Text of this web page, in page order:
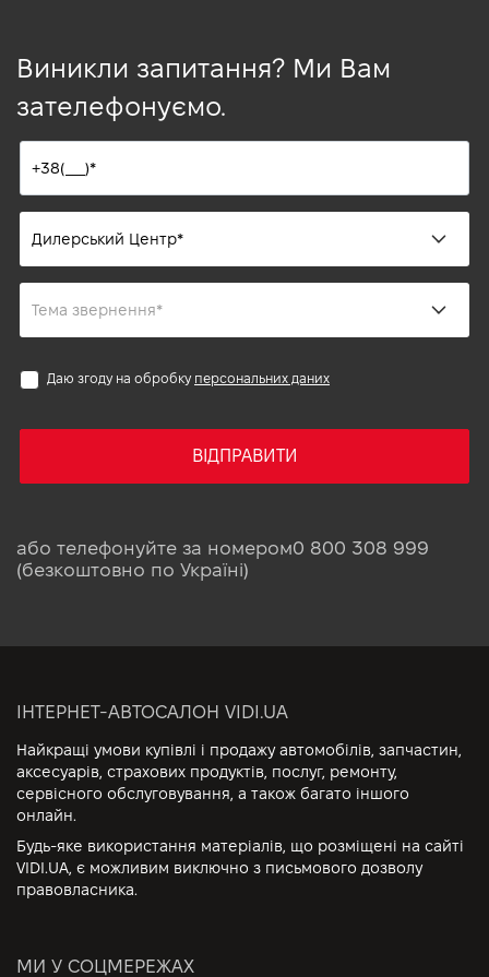
Виникли запитання? Ми Вам
зателефонуємо.
Даю згоду на обробку персональних даних
ВІДПРАВИТИ
або телефонуйте за номером0 800 308 999
(безкоштовно по Україні)
ІНТЕРНЕТ-АВТОСАЛОН VIDI.UA
Найкращі умови купівлі і продажу автомобілів, запчастин,
аксесуарів, страхових продуктів, послуг, ремонту,
сервісного обслуговування, а також багато іншого
онлайн.
Будь-яке використання матеріалів, що розміщені на сайті
VIDI.UA, є можливим виключно з письмового дозволу
правовласника.
МИ У СОЦМЕРЕЖАХ